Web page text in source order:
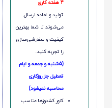
4 هفته کاری
تولید و آماده ارسال
می‌شوند تا شما بهترین
کیفیت و سفارشی‌سازی
را تجربه کنید.
(5شنبه و جمعه و ایام
تعطیل جز روزکاری
محاسبه نمیشود)
کاور کشدوزها مناسب